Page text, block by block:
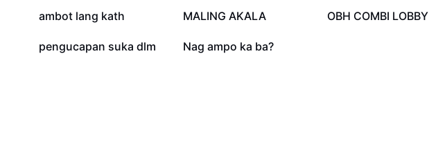
922
ambot lang kath 454
MALING AKALA 112
OBH COMBI LOBBY
2
pengucapan suka dlm 0
Nag ampo ka ba?